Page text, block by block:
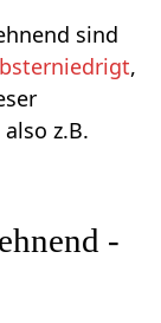
sind
,
z.B.
-